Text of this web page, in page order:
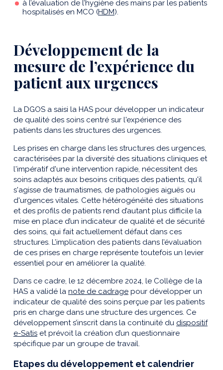
à l’évaluation de l’hygiène des mains par les patients
hospitalisés en MCO (HDM).
Développement de la
mesure de l’expérience du
patient aux urgences
La DGOS a saisi la HAS pour développer un indicateur
de qualité des soins centré sur l'expérience des
patients dans les structures des urgences.
Les prises en charge dans les structures des urgences,
caractérisées par la diversité des situations cliniques et
l'impératif d'une intervention rapide, nécessitent des
soins adaptés aux besoins critiques des patients, qu'il
s'agisse de traumatismes, de pathologies aiguës ou
d'urgences vitales. Cette hétérogénéité des situations
et des profils de patients rend d’autant plus difficile la
mise en place d’un indicateur de qualité et de sécurité
des soins, qui fait actuellement défaut dans ces
structures. L’implication des patients dans l’évaluation
de ces prises en charge représente toutefois un levier
essentiel pour en améliorer la qualité.
Dans ce cadre, le 12 décembre 2024, le Collège de la
HAS a validé la note de cadrage pour développer un
indicateur de qualité des soins perçue par les patients
pris en charge dans une structure des urgences. Ce
développement s’inscrit dans la continuité du dispositif
e-Satis et prévoit la création d’un questionnaire
spécifique par un groupe de travail.
Etapes du développement et calendrier